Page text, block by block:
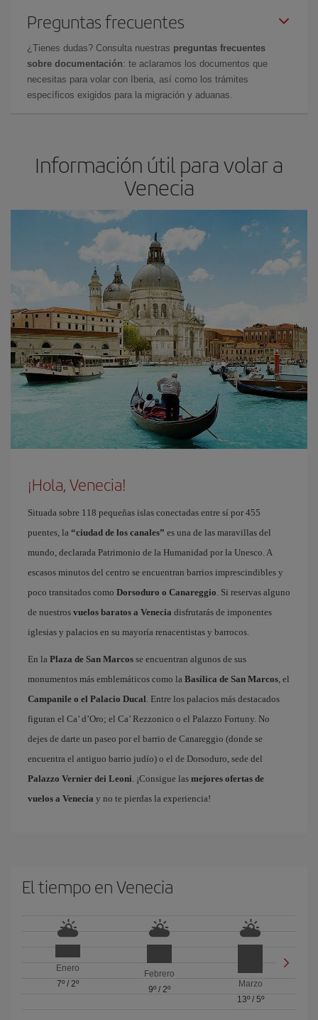
Preguntas frecuentes
¿Tienes dudas? Consulta nuestras preguntas frecuentes
sobre documentación: te aclaramos los documentos que
necesitas para volar con Iberia, así como los trámites
específicos exigidos para la migración y aduanas.
Información útil para volar a
Venecia
¡Hola, Venecia!
Situada sobre 118 pequeñas islas conectadas entre sí por 455
puentes, la “ciudad de los canales” es una de las maravillas del
mundo, declarada Patrimonio de la Humanidad por la Unesco. A
escasos minutos del centro se encuentran barrios imprescindibles y
poco transitados como Dorsoduro o Canareggio. Si reservas alguno
de nuestros vuelos baratos a Venecia disfrutarás de imponentes
iglesias y palacios en su mayoría renacentistas y barrocos.
En la Plaza de San Marcos se encuentran algunos de sus
monumentos más emblemáticos como la Basílica de San Marcos, el
Campanile o el Palacio Ducal. Entre los palacios más destacados
figuran el Ca’ d’Oro; el Ca’ Rezzonico o el Palazzo Fortuny. No
dejes de darte un paseo por el barrio de Canareggio (donde se
encuentra el antiguo barrio judío) o el de Dorsoduro, sede del
Palazzo Vernier dei Leoni. ¡Consigue las mejores ofertas de
vuelos a Venecia y no te pierdas la experiencia!
El tiempo en Venecia
Enero
7º/ 2º
Febrero
9º/ 2º
Marzo
13º/ 5º